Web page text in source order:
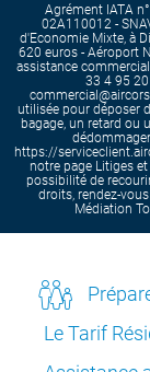
Agrément IATA
02A110012 -
d'Economie Mixte, à
620 euros - Aéroport
assistance
33 4 95
utilisée pour déposer
bagage, un retard ou
https://
notre page Litiges
possibilité de
droits, rendez-
Médiation
Le Tarif